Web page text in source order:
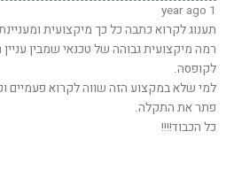
1 year ago
תענוג לקרוא כתבה כל כך מיקצועית
רמה מיקצועית גבוהה של טכנאי שמבין
לקופסה.
למי שלא במקצוע הזה שווה לקרוא פעמיים
פתר את התקלה.
כל הכבוד!!!!